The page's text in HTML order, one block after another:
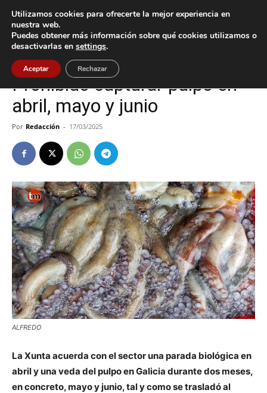
Inicio Oia
Oia
Prohibido capturar pulpo en
abril, mayo y junio
Por Redacción - 17/03/2025
ALFREDO
La Xunta acuerda con el sector una parada biológica en
abril y una veda del pulpo en Galicia durante dos meses,
en concreto, mayo y junio, tal y como se trasladó al
Utilizamos cookies para ofrecerte la mejor experiencia en
nuestra web.
Puedes obtener más información sobre qué cookies utilizamos o
desactivarlas en settings.
Aceptar Rechazar